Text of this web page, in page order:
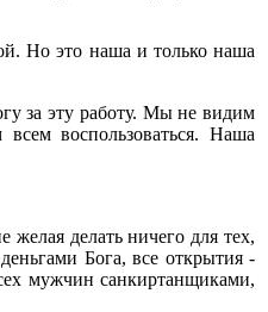
Но это наша и только наша
за эту работу. Мы не видим
воспользоваться. Наша
желая делать ничего для тех,
Бога, все открытия -
мужчин санкиртанщиками,